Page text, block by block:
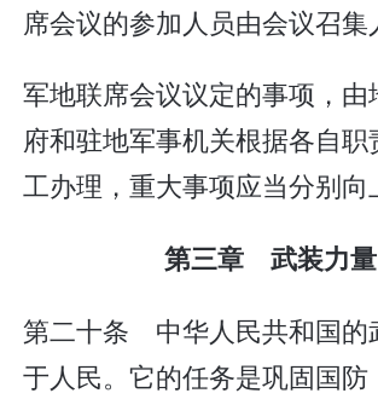
席会议的参加人员由会议召集
军地联席会议议定的事项，由
府和驻地军事机关根据各自职
工办理，重大事项应当分别向
第三章 武装力量
第二十条 中华人民共和国的
于人民。它的任务是巩固国防